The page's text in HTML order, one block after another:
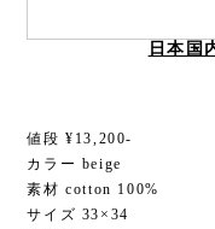
日本国
値段 ¥13,200-
カラー beige
素材 cotton 100%
サイズ 33×34